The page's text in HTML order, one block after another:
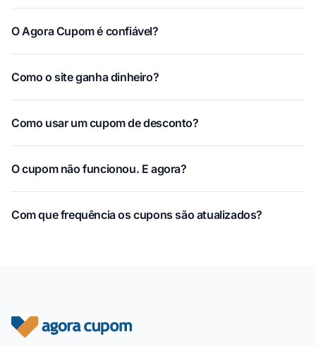
O Agora Cupom é confiável?
Como o site ganha dinheiro?
Como usar um cupom de desconto?
O cupom não funcionou. E agora?
Com que frequência os cupons são atualizados?
Rodapé do site